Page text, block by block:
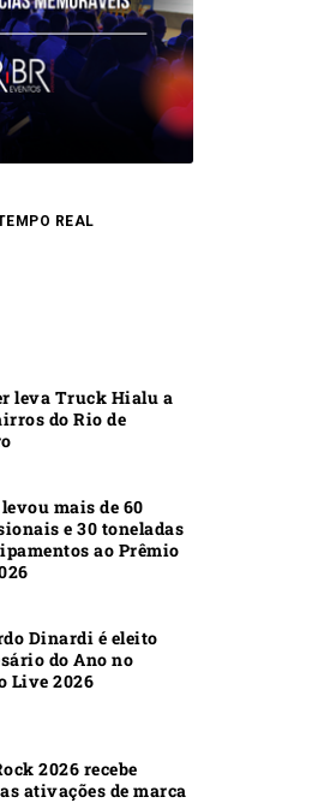
REAL
leva Truck Hialu a
do Rio de
mais de 60
e 30 toneladas
ao Prêmio
Dinardi é eleito
do Ano no
Live 2026
2026 recebe
ativações de marca